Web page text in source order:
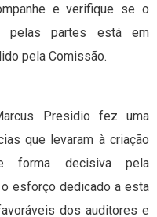
e verifique se o
pelas partes está em
pela Comissão.
Presidio fez uma
que levaram à criação
forma decisiva pela
esforço dedicado a esta
dos auditores e